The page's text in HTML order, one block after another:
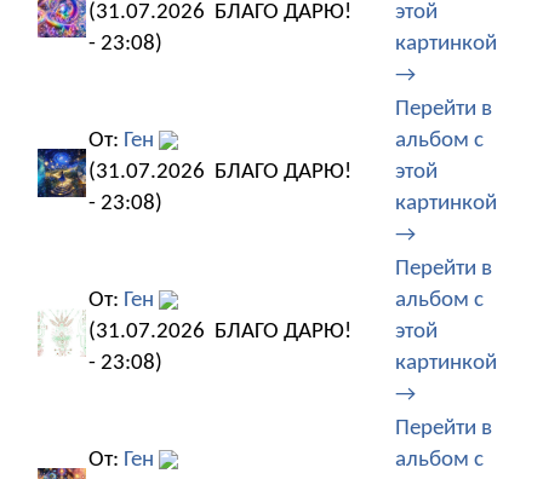
(31.07.2026
- 23:08)
БЛАГО ДАРЮ!
этой
картинкой
→
От: Ген
(31.07.2026
- 23:08)
БЛАГО ДАРЮ!
Перейти в
альбом с
этой
картинкой
→
От: Ген
(31.07.2026
- 23:08)
БЛАГО ДАРЮ!
Перейти в
альбом с
этой
картинкой
→
От: Ген
Перейти в
альбом с